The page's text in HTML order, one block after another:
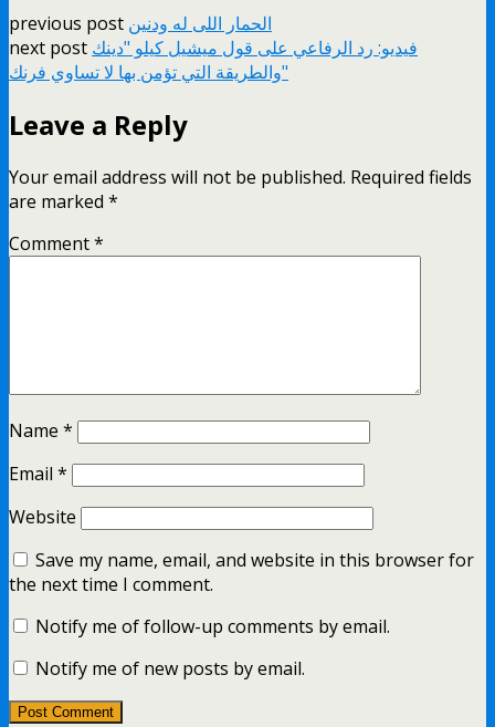
previous post الحمار اللى له ودنين
next post فيديو: رد الرفاعي على قول ميشيل كيلو "دينك
والطريقة التي تؤمن بها لا تساوي فرنك"
Leave a Reply
Your email address will not be published. Required fields
are marked *
Comment*
Name *
Email *
Website
Save my name, email, and website in this browser for
the next time I comment.
Notify me of follow-up comments by email.
Notify me of new posts by email.